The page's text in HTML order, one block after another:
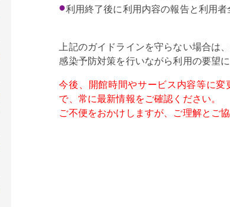
利用終了後に利用内容の報告と利用
上記のガイドラインを守らない場合は
感染予防対策を行いながら利用の要望
今後、開館時間やサービス内容等に
で、常に最新情報をご確認ください。
ご不便をおかけしますが、ご理解とご